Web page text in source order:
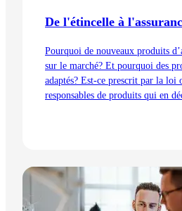
De l'étincelle à
Pourquoi de nouveaux produits
sur le marché? Et pourquoi des
adaptés? Est-ce prescrit par la loi
responsables de produits qui en
Lire l'article